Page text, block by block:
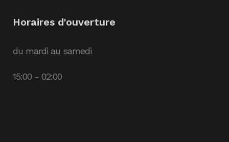
Horaires d'ouverture
du mardi au samedi
15:00 - 02:00